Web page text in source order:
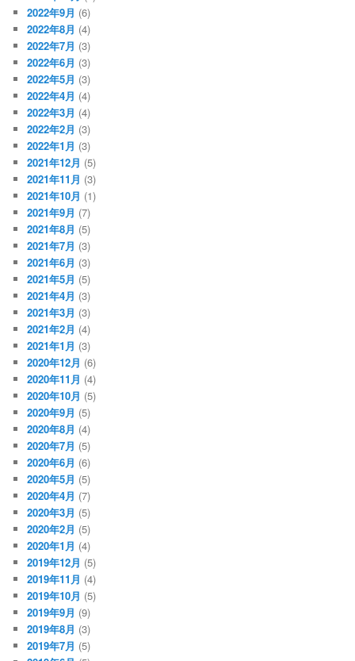
2022年9月 (6)
2022年8月 (4)
2022年7月 (3)
2022年6月 (3)
2022年5月 (3)
2022年4月 (4)
2022年3月 (4)
2022年2月 (3)
2022年1月 (3)
2021年12月 (5)
2021年11月 (3)
2021年10月 (1)
2021年9月 (7)
2021年8月 (5)
2021年7月 (3)
2021年6月 (3)
2021年5月 (5)
2021年4月 (3)
2021年3月 (3)
2021年2月 (4)
2021年1月 (3)
2020年12月 (6)
2020年11月 (4)
2020年10月 (5)
2020年9月 (5)
2020年8月 (4)
2020年7月 (5)
2020年6月 (6)
2020年5月 (5)
2020年4月 (7)
2020年3月 (5)
2020年2月 (5)
2020年1月 (4)
2019年12月 (5)
2019年11月 (4)
2019年10月 (5)
2019年9月 (9)
2019年8月 (3)
2019年7月 (5)